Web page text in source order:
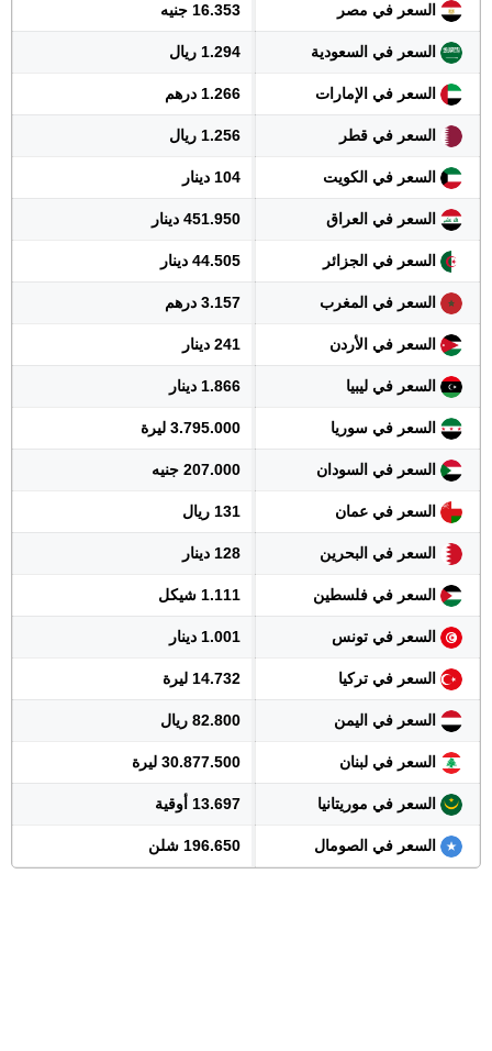
السعر في مصر 16.353 جنيه
السعر في السعودية 1.294 ريال
السعر في الإمارات 1.266 درهم
السعر في قطر 1.256 ريال
السعر في الكويت 104 دينار
السعر في العراق 451.950 دينار
السعر في الجزائر 44.505 دينار
السعر في المغرب 3.157 درهم
السعر في الأردن 241 دينار
السعر في ليبيا 1.866 دينار
السعر في سوريا 3.795.000 ليرة
السعر في السودان 207.000 جنيه
السعر في عمان 131 ريال
السعر في البحرين 128 دينار
السعر في فلسطين 1.111 شيكل
السعر في تونس 1.001 دينار
السعر في تركيا 14.732 ليرة
السعر في اليمن 82.800 ريال
السعر في لبنان 30.877.500 ليرة
السعر في موريتانيا 13.697 أوقية
السعر في الصومال 196.650 شلن